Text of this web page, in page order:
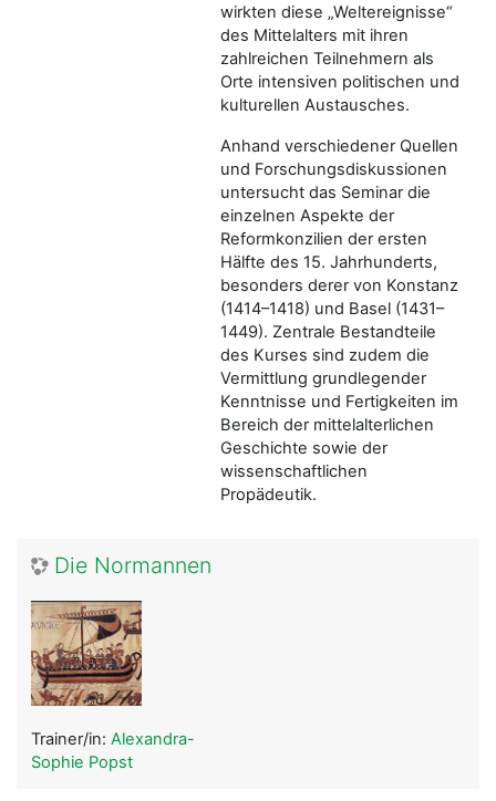
wirkten diese „Weltereignisse“
des Mittelalters mit ihren
zahlreichen Teilnehmern als
Orte intensiven politischen und
kulturellen Austausches.
Anhand verschiedener Quellen
und Forschungsdiskussionen
untersucht das Seminar die
einzelnen Aspekte der
Reformkonzilien der ersten
Hälfte des 15. Jahrhunderts,
besonders derer von Konstanz
(1414–1418) und Basel (1431–
1449). Zentrale Bestandteile
des Kurses sind zudem die
Vermittlung grundlegender
Kenntnisse und Fertigkeiten im
Bereich der mittelalterlichen
Geschichte sowie der
wissenschaftlichen
Propädeutik.
Die Normannen
Trainer/in: Alexandra-
Sophie Popst